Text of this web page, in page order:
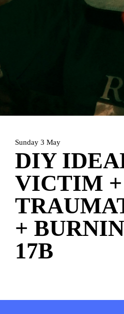
INFO WEBSHOP
Sunday 3 May
DIY
VICTIM +
+
17B